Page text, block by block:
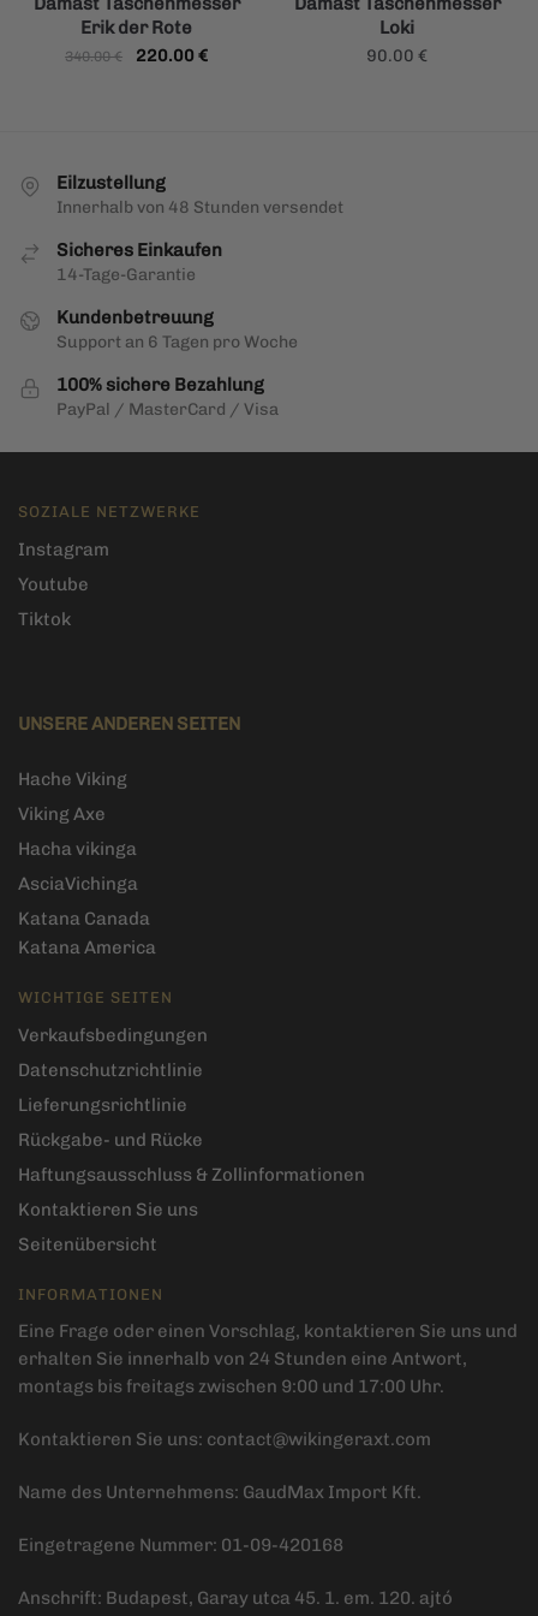
Erik der Rote
340.00€
Ursprünglicher
220.00€Aktueller
Loki
90.00€
Eilzustellung
Innerhalb von 48 Stunden versendet
Sicheres Einkaufen
14-Tage-Garantie
Kundenbetreuung
Support an 6 Tagen pro Woche
100% sichere Bezahlung
PayPal / MasterCard / Visa
SOZIALE NETZWERKE
Instagram
Youtube
Tiktok
UNSERE ANDEREN SEITEN
Hache Viking
Viking Axe
Hacha vikinga
AsciaVichinga
Katana Canada
Katana America
WICHTIGE SEITEN
Verkaufsbedingungen
Datenschutzrichtlinie
Lieferungsrichtlinie
Rückgabe- und Rücke
Haftungsausschluss & Zollinformationen
Kontaktieren Sie uns
Seitenübersicht
INFORMATIONEN
Eine Frage oder einen Vorschlag, kontaktieren Sie uns und
erhalten Sie innerhalb von 24 Stunden eine Antwort,
montags bis freitags zwischen 9:00 und 17:00 Uhr.
Kontaktieren Sie uns: contact@wikingeraxt.com
Name des Unternehmens: GaudMax Import Kft.
Eingetragene Nummer: 01-09-420168
Anschrift: Budapest, Garay utca 45. 1. em. 120. ajtó